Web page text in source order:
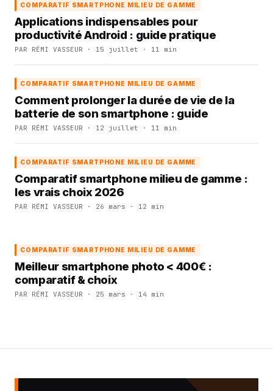
COMPARATIF SMARTPHONE MILIEU DE GAMME
Applications indispensables pour
productivité Android : guide pratique
PAR RÉMI VASSEUR · 15 juillet · 11 min
COMPARATIF SMARTPHONE MILIEU DE GAMME
Comment prolonger la durée de vie de la
batterie de son smartphone : guide
PAR RÉMI VASSEUR · 12 juillet · 11 min
COMPARATIF SMARTPHONE MILIEU DE GAMME
Comparatif smartphone milieu de gamme :
les vrais choix 2026
PAR RÉMI VASSEUR · 26 mars · 12 min
COMPARATIF SMARTPHONE MILIEU DE GAMME
Meilleur smartphone photo < 400€ :
comparatif & choix
PAR RÉMI VASSEUR · 25 mars · 14 min